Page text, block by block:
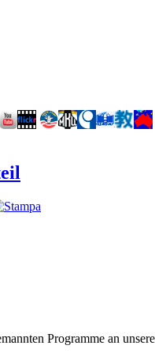
Programme an